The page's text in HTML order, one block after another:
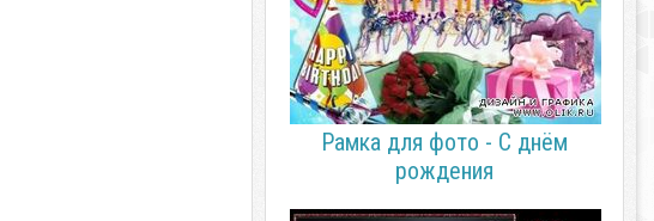
Рамка для фото - С днём
рождения